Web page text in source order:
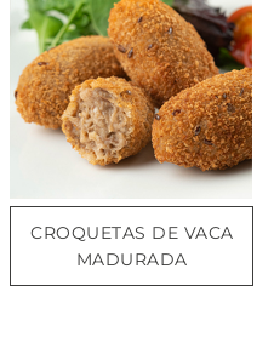
CROQUETAS DE VACA
MADURADA